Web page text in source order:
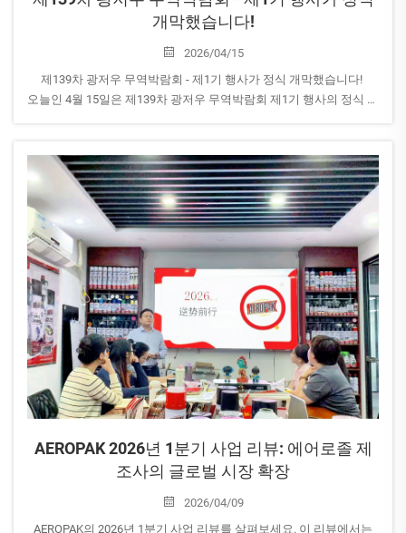
개막했습니다!
2026/04/15
제139차 광저우 무역박람회 - 제1기 행사가 정식 개막했습니다!
오늘인 4월 15일은 제139차 광저우 무역박람회 제1기 행사의 정식 개
현장에 계신다면 ...
AEROPAK 2026년 1분기 사업 리뷰: 에어로졸 제
조사의 글로벌 시장 확장
2026/04/09
AEROPAK의 2026년 1분기 사업 리뷰를 살펴보세요. 이 리뷰에서는